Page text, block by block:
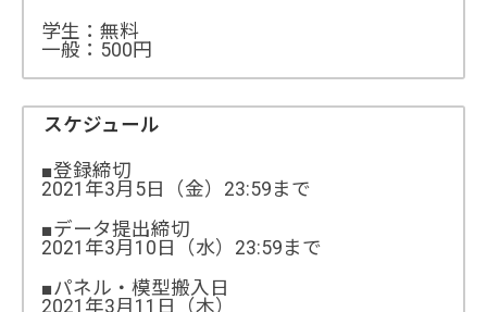
学生：無料
一般：500円
スケジュール
■登録締切
2021年3月5日（金）23:59まで
■データ提出締切
2021年3月10日（水）23:59まで
■パネル・模型搬入日
2021年3月11日（木）